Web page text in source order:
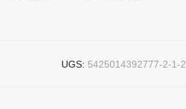
UGS: 5425014392777-2-1-2